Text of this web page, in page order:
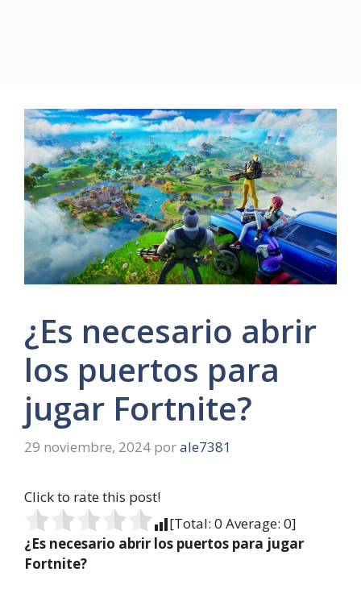
¿Es necesario abrir
los puertos para
jugar Fortnite?
29 noviembre, 2024 porale7381
Click to rate this post!
[Total: 0 Average: 0]
¿Es necesario abrir los puertos para jugar
Fortnite?